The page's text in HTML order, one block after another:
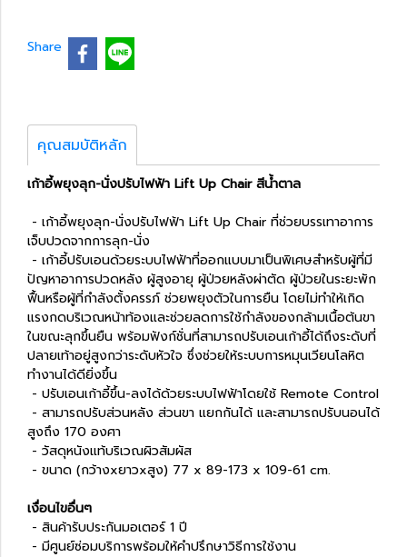
Share
คุณสมบัติหลัก
เก้าอี้พยุงลุก-นั่งปรับไฟฟ้า Lift Up Chair สีน้ำตาล
- เก้าอี้พยุงลุก-นั่งปรับไฟฟ้า Lift Up Chair ที่ช่วยบรรเทาอาการ
เจ็บปวดจากการลุก-นั่ง
- เก้าอี้ปรับเอนด้วยระบบไฟฟ้าที่ออกแบบมาเป็นพิเศษสำหรับผู้ที่มี
ปัญหาอาการปวดหลัง ผู้สูงอายุ ผู้ป่วยหลังผ่าตัด ผู้ป่วยในระยะพัก
ฟื้นหรือผู้ที่กำลังตั้งครรภ์ ช่วยพยุงตัวในการยืน โดยไม่ทำให้เกิด
แรงกดบริเวณหน้าท้องและช่วยลดการใช้กำลังของกล้ามเนื้อต้นขา
ในขณะลุกขึ้นยืน พร้อมฟังก์ชั่นที่สามารถปรับเอนเก้าอี้ได้ถึงระดับที่
ปลายเท้าอยู่สูงกว่าระดับหัวใจ ซึ่งช่วยให้ระบบการหมุนเวียนโลหิต
ทำงานได้ดียิ่งขึ้น
- ปรับเอนเก้าอี้ขึ้น-ลงได้ด้วยระบบไฟฟ้าโดยใช้ Remote Control
- สามารถปรับส่วนหลัง ส่วนขา แยกกันได้ และสามารถปรับนอนได้
สูงถึง 170 องศา
- วัสดุหนังแท้บริเวณผิวสัมผัส
- ขนาด (กว้างxยาวxสูง) 77 x 89-173 x 109-61 cm.
เงื่อนไขอื่นๆ
- สินค้ารับประกันมอเตอร์ 1 ปี
- มีศูนย์ซ่อมบริการพร้อมให้คำปรึกษาวิธีการใช้งาน